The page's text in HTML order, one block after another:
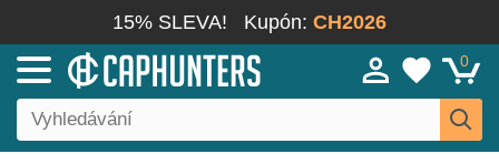
15% SLEVA! Kupón: CH2026
0